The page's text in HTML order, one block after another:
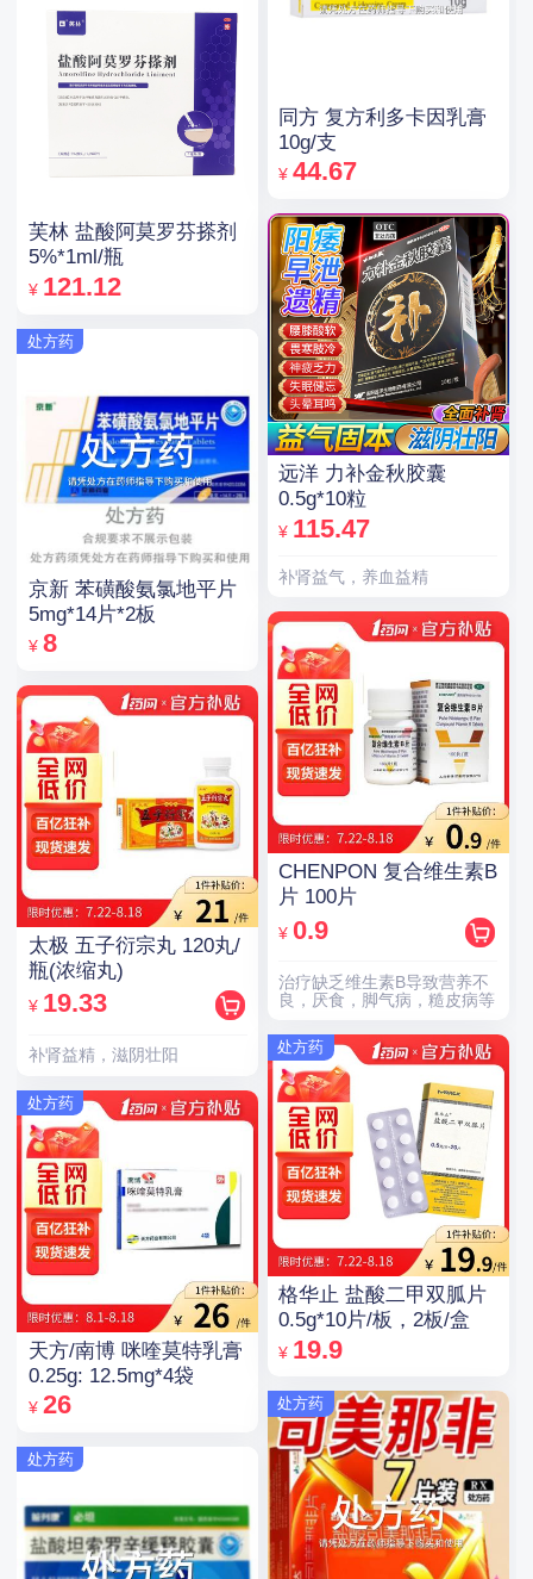
芙林 盐酸阿莫罗芬搽剂
5%*1ml/瓶
¥ 121.12
处方药
京新 苯磺酸氨氯地平片
5mg*14片*2板
¥ 8
太极 五子衍宗丸 120丸/
瓶(浓缩丸)
¥ 19.33
补肾益精，滋阴壮阳
处方药
天方/南博 咪喹莫特乳膏
0.25g: 12.5mg*4袋
¥ 26
处方药
同方 复方利多卡因乳膏
10g/支
¥ 44.67
远洋 力补金秋胶囊
0.5g*10粒
¥ 115.47
补肾益气，养血益精
CHENPON 复合维生素B
片 100片
¥ 0.9
治疗缺乏维生素B导致营养不
良，厌食，脚气病，糙皮病等
处方药
格华止 盐酸二甲双胍片
0.5g*10片/板，2板/盒
¥ 19.9
处方药